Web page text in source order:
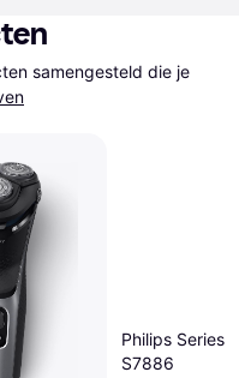
samengesteld die je
Philips Series
S7886